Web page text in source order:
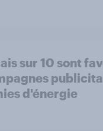
sur 10 sont
d'énergie